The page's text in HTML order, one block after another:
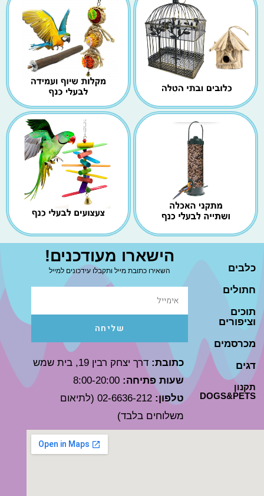
כלבים
חתולים
תוכים
וציפורים
מכרסמים
דגים
תקנון
DOGS&PETS
הישארו מעודכנים!
השאירו כתובת מייל ותקבלו עידכונים למייל
שליחה
כתובת: דרך יצחק רבין 19, בית שמש
שעות פתיחה:
טלפון:
02-6636-212 (לתיאום
משלוחים בלבד)